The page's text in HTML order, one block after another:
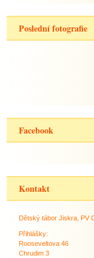
Poslední fotografie
Facebook
Kontakt
Dětský tábor Jiskra, PV
Přihlášky:
Rooseveltova 46
Chrudim 3